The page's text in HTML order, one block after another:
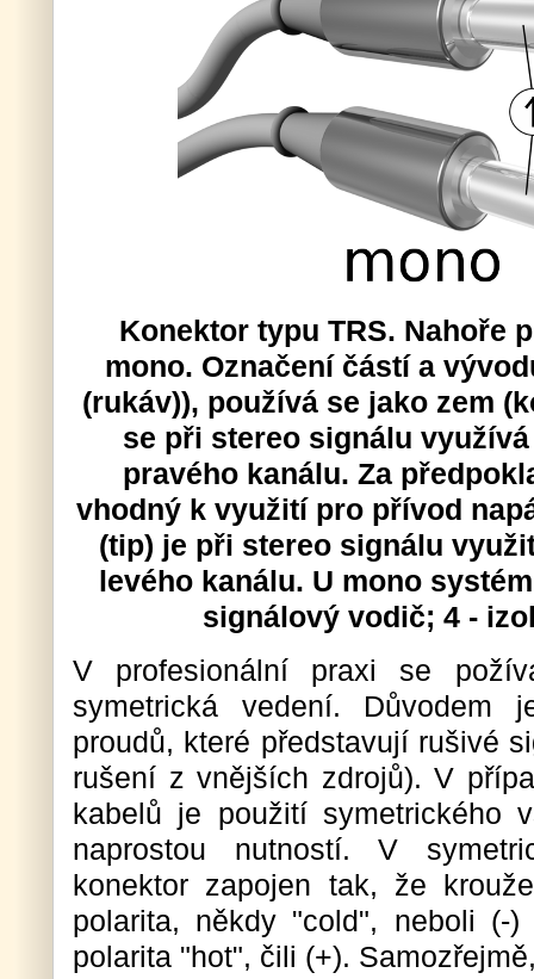
Konektor typu TRS. Nahoře
mono. Označení částí a
(rukáv)), používá se jako zem
se při stereo signálu
pravého kanálu. Za
vhodný k využití pro přívod
(tip) je při stereo signálu
levého kanálu. U mono
signálový vodič; 4 -
V profesionální praxi se
symetrická vedení. Důvodem
proudů, které představují rušivé
rušení z vnějších zdrojů). V
kabelů je použití symetrického
naprostou nutností. V
konektor zapojen tak, že
polarita, někdy "cold", neboli (-
polarita "hot", čili (+).